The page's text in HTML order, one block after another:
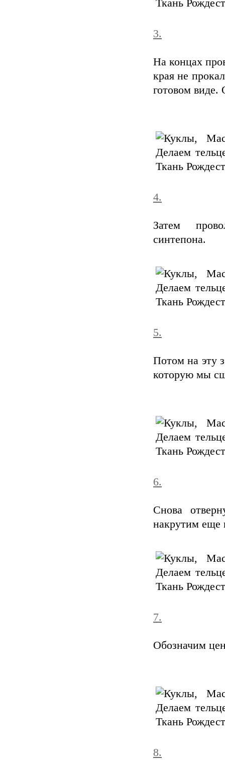
3.
На концах
края не
готовом виде.
4.
Затем
синтепона.
5.
Потом на эту
которую мы
6.
Снова
накрутим еще
7.
Обозначим
8.